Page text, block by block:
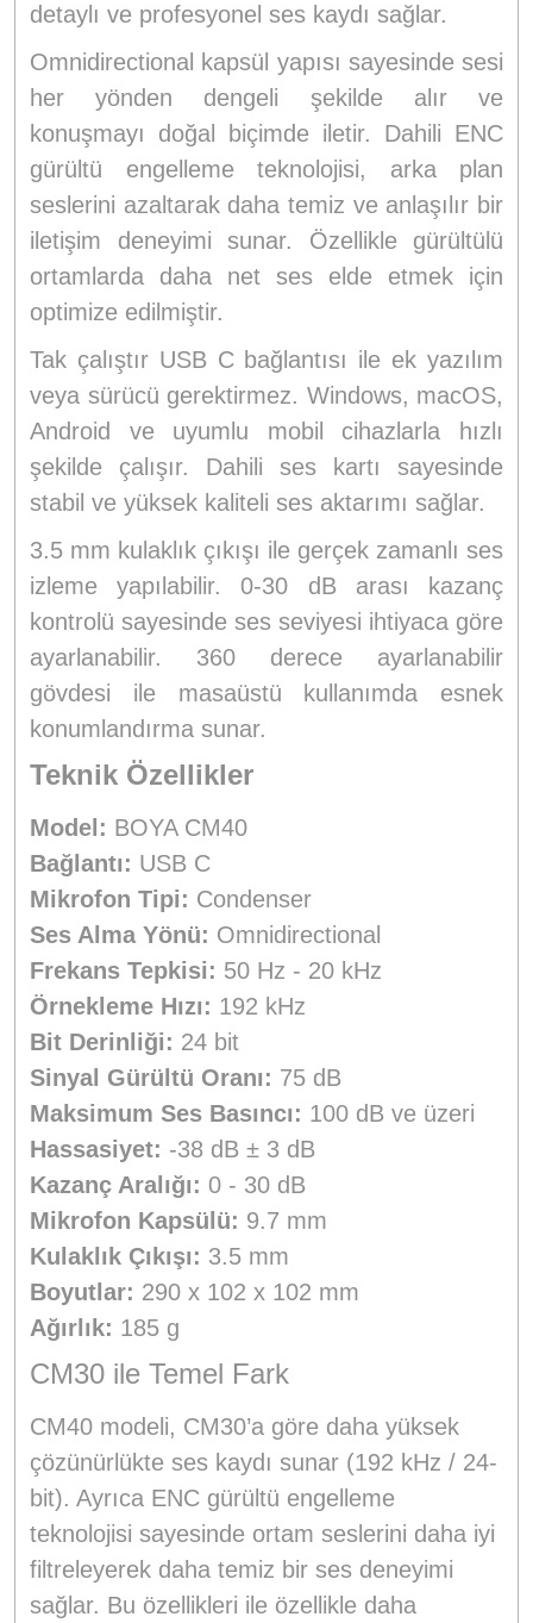
detaylı ve profesyonel ses kaydı sağlar.
Omnidirectional kapsül yapısı sayesinde sesi
her yönden dengeli şekilde alır ve
konuşmayı doğal biçimde iletir. Dahili ENC
gürültü engelleme teknolojisi, arka plan
seslerini azaltarak daha temiz ve anlaşılır bir
iletişim deneyimi sunar. Özellikle gürültülü
ortamlarda daha net ses elde etmek için
optimize edilmiştir.
Tak çalıştır USB C bağlantısı ile ek yazılım
veya sürücü gerektirmez. Windows, macOS,
Android ve uyumlu mobil cihazlarla hızlı
şekilde çalışır. Dahili ses kartı sayesinde
stabil ve yüksek kaliteli ses aktarımı sağlar.
3.5 mm kulaklık çıkışı ile gerçek zamanlı ses
izleme yapılabilir. 0-30 dB arası kazanç
kontrolü sayesinde ses seviyesi ihtiyaca göre
ayarlanabilir. 360 derece ayarlanabilir
gövdesi ile masaüstü kullanımda esnek
konumlandırma sunar.
Teknik Özellikler
Model: BOYA CM40
Bağlantı: USB C
Mikrofon Tipi: Condenser
Ses Alma Yönü: Omnidirectional
Frekans Tepkisi: 50 Hz - 20 kHz
Örnekleme Hızı: 192 kHz
Bit Derinliği: 24 bit
Sinyal Gürültü Oranı: 75 dB
Maksimum Ses Basıncı: 100 dB ve üzeri
Hassasiyet: -38 dB ± 3 dB
Kazanç Aralığı: 0 - 30 dB
Mikrofon Kapsülü: 9.7 mm
Kulaklık Çıkışı: 3.5 mm
Boyutlar: 290 x 102 x 102 mm
Ağırlık: 185 g
CM30 ile Temel Fark
CM40 modeli, CM30’a göre daha yüksek
çözünürlükte ses kaydı sunar (192 kHz / 24-
bit). Ayrıca ENC gürültü engelleme
teknolojisi sayesinde ortam seslerini daha iyi
filtreleyerek daha temiz bir ses deneyimi
sağlar. Bu özellikleri ile özellikle daha